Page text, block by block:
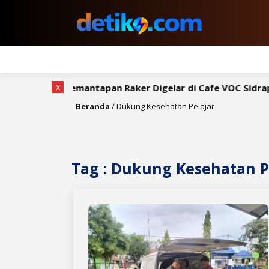
Rapat Pemantapan Raker Digelar di Cafe VOC Sidrap
Beranda /Dukung Kesehatan Pelajar
Tag : Dukung Kesehatan
x